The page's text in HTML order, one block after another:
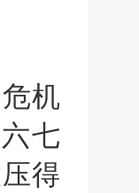
机
七
得